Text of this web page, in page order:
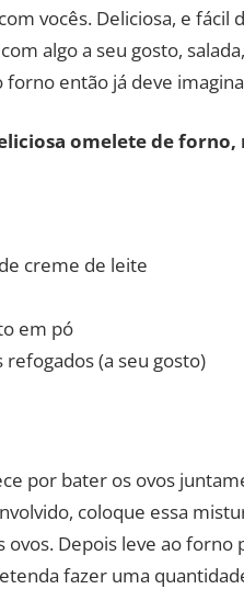
vocês. Deliciosa, e fácil
algo a seu gosto,
forno então já deve
omelete de
creme de leite
em pó
(a seu gosto)
por bater os ovos
coloque essa
Depois leve ao
fazer uma